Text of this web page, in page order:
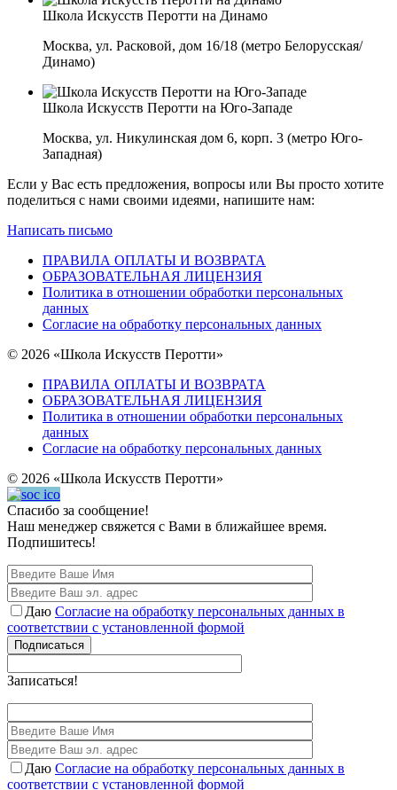
Школа Искусств Перотти на Динамо
Москва, ул. Расковой, дом 16/18 (метро Белорусская/
Динамо)
Школа Искусств Перотти на Юго-Западе
Москва, ул. Никулинская дом 6, корп. 3 (метро Юго-
Западная)
Если у Вас есть предложения, вопросы или Вы просто хотите
поделиться с нами своими идеями, напишите нам:
Написать письмо
ПРАВИЛА ОПЛАТЫ И ВОЗВРАТА
ОБРАЗОВАТЕЛЬНАЯ ЛИЦЕНЗИЯ
Политика в отношении обработки персональных
данных
Согласие на обработку персональных данных
© 2026 «Школа Искусств Перотти»
ПРАВИЛА ОПЛАТЫ И ВОЗВРАТА
ОБРАЗОВАТЕЛЬНАЯ ЛИЦЕНЗИЯ
Политика в отношении обработки персональных
данных
Согласие на обработку персональных данных
© 2026 «Школа Искусств Перотти»
Спасибо за сообщение!
Наш менеджер свяжется с Вами в ближайшее время.
Подпишитесь!
Даю Согласие на обработку персональных данных в
соответствии с установленной формой
Подписаться
Записаться!
Даю Согласие на обработку персональных данных в
соответствии с установленной формой